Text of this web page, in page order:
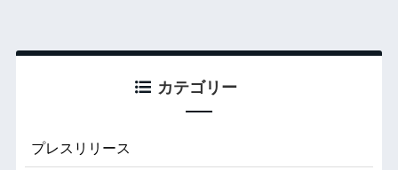
カテゴリー
プレスリリース